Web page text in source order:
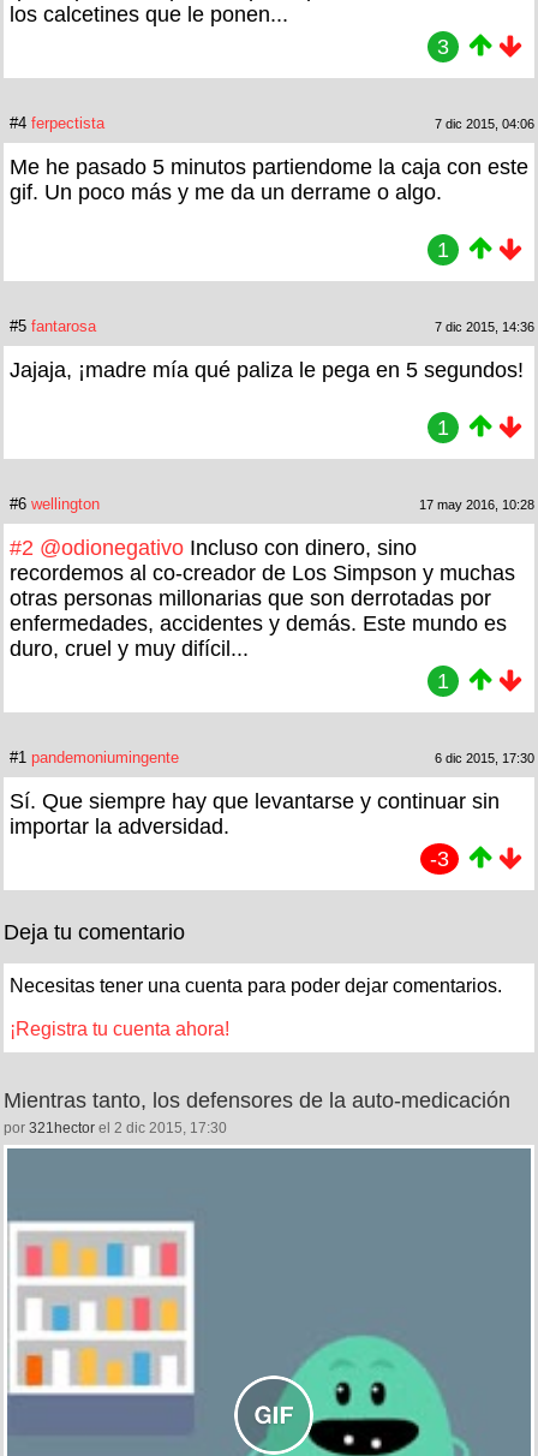
los calcetines que le ponen...
3
#4 ferpectista 7 dic 2015, 04:06
Me he pasado 5 minutos partiendome la caja con este
gif. Un poco más y me da un derrame o algo.
1
#5 fantarosa 7 dic 2015, 14:36
Jajaja, ¡madre mía qué paliza le pega en 5 segundos!
1
#6 wellington 17 may 2016, 10:28
#2 @odionegativo Incluso con dinero, sino
recordemos al co-creador de Los Simpson y muchas
otras personas millonarias que son derrotadas por
enfermedades, accidentes y demás. Este mundo es
duro, cruel y muy difícil...
1
#1 pandemoniumingente 6 dic 2015, 17:30
Sí. Que siempre hay que levantarse y continuar sin
importar la adversidad.
-3
Deja tu comentario
Necesitas tener una cuenta para poder dejar comentarios.
¡Registra tu cuenta ahora!
Mientras tanto, los defensores de la auto-medicación
por 321hector el 2 dic 2015, 17:30